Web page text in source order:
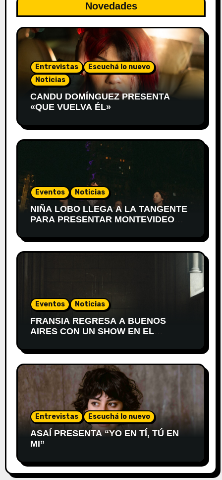
Novedades
Entrevistas
Escuchá lo nuevo
Noticias
CANDU DOMÍNGUEZ PRESENTA
«QUE VUELVA ÉL»
Eventos Noticias
NIÑA LOBO LLEGA A LA TANGENTE
PARA PRESENTAR MONTEVIDEO
Eventos Noticias
FRANSIA REGRESA A BUENOS
AIRES CON UN SHOW EN EL
Entrevistas Escuchá lo nuevo
ASAÍ PRESENTA “YO EN TÍ, TÚ EN
MI”